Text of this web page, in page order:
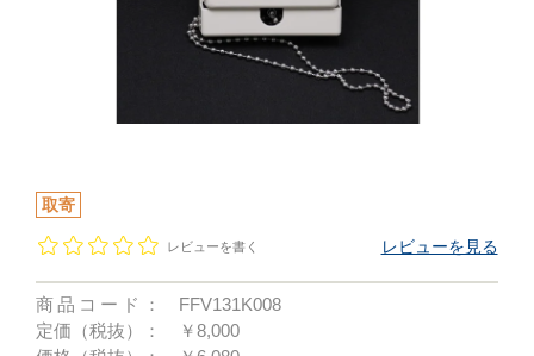
取寄
レビューを書く レビューを見る
商品コード：
FFV131K008
定価（税抜）：
￥8,000